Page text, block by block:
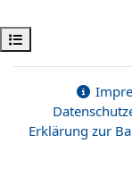
Открыть
Erklärung zur